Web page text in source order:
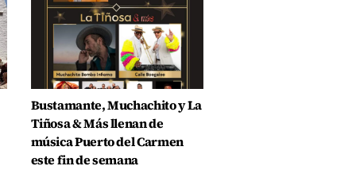
Bustamante, Muchachito y La
Tiñosa & Más llenan de
música Puerto del Carmen
este fin de semana